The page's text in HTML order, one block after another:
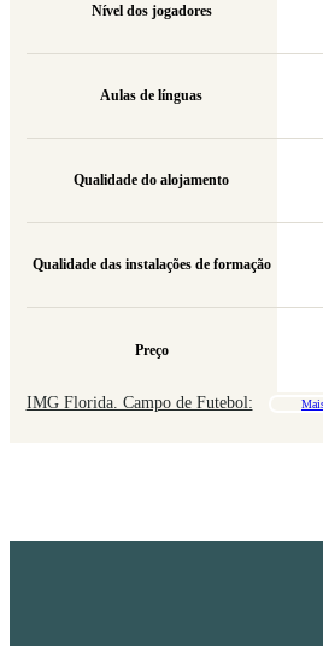
Nível dos jogadores
Aulas de línguas
Qualidade do alojamento
Qualidade das instalações de formação
Preço
IMG Florida. Campo de Futebol: